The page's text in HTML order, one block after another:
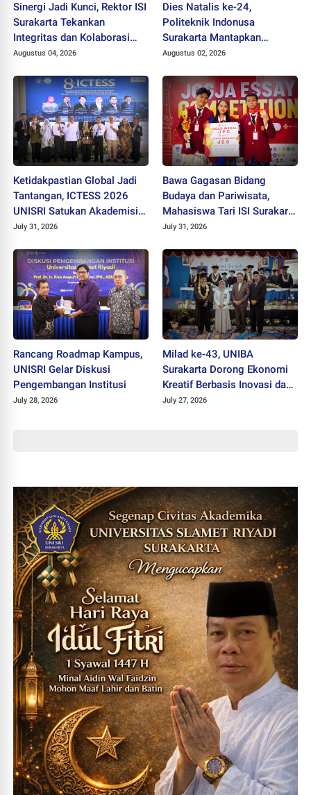
Sinergi Jadi Kunci, Rektor ISI
Surakarta Tekankan
Integritas dan Kolaborasi
pada Pejabat Baru
Augustus 04, 2026
Dies Natalis ke-24,
Politeknik Indonusa
Surakarta Mantapkan
Langkah Bertransformasi
Augustus 02, 2026
Ketidakpastian Global Jadi
Tantangan, ICTESS 2026
UNISRI Satukan Akademisi 5
Negara Demi Solusi Lintas
July 31, 2026
Bawa Gagasan Bidang
Budaya dan Pariwisata,
Mahasiswa Tari ISI Surakarta
Raih Medali Emas JEC 2026
July 31, 2026
Rancang Roadmap Kampus,
UNISRI Gelar Diskusi
Pengembangan Institusi
July 28, 2026
Milad ke-43, UNIBA
Surakarta Dorong Ekonomi
Kreatif Berbasis Inovasi dan
Nilai Pancasila untuk Hadapi
July 27, 2026